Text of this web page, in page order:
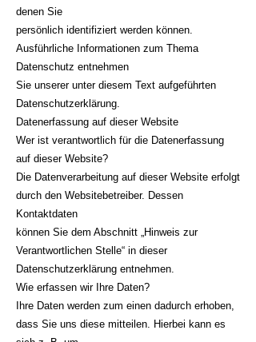
denen Sie
persönlich identifiziert werden können.
Ausführliche Informationen zum Thema
Datenschutz entnehmen
Sie unserer unter diesem Text aufgeführten
Datenschutzerklärung.
Datenerfassung auf dieser Website
Wer ist verantwortlich für die Datenerfassung
auf dieser Website?
Die Datenverarbeitung auf dieser Website erfolgt
durch den Websitebetreiber. Dessen
Kontaktdaten
können Sie dem Abschnitt „Hinweis zur
Verantwortlichen Stelle“ in dieser
Datenschutzerklärung entnehmen.
Wie erfassen wir Ihre Daten?
Ihre Daten werden zum einen dadurch erhoben,
dass Sie uns diese mitteilen. Hierbei kann es